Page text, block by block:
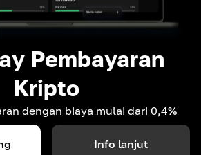
Pembayaran
Kripto
dengan biaya mulai dari 0,4%
Info lanjut